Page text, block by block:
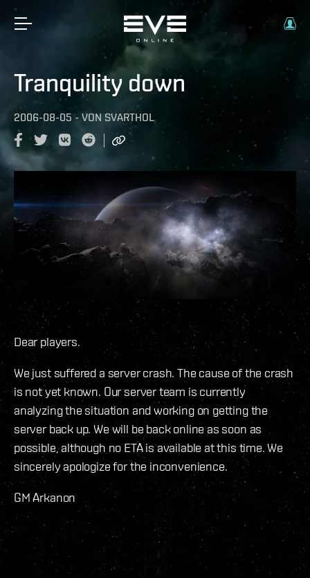
Tranquility down
2006-08-05 - VON SVARTHOL
Dear players.
We just suffered a server crash. The cause of the crash
is not yet known. Our server team is currently
analyzing the situation and working on getting the
server back up. We will be back online as soon as
possible, although no ETA is available at this time. We
sincerely apologize for the inconvenience.
GM Arkanon